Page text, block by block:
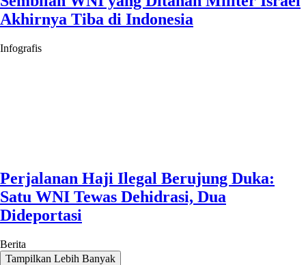
Akhirnya Tiba di Indonesia
Infografis
Perjalanan Haji Ilegal Berujung Duka:
Satu WNI Tewas Dehidrasi, Dua
Dideportasi
Berita
Tampilkan Lebih Banyak